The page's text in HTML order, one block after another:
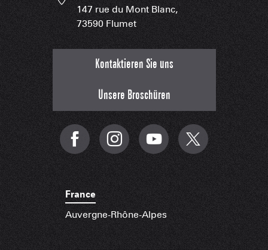
147 rue du Mont Blanc,
73590 Flumet
Kontaktieren Sie uns
Unsere Broschüren
France
Auvergne-Rhône-Alpes